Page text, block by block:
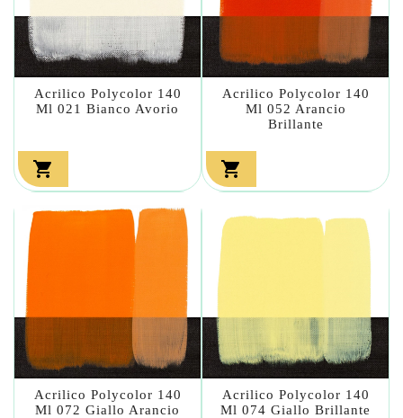
Acrilico Polycolor 140
Ml 021 Bianco Avorio

Acrilico Polycolor 140
Ml 052 Arancio
Brillante

Acrilico Polycolor 140
Ml 072 Giallo Arancio
Acrilico Polycolor 140
Ml 074 Giallo Brillante